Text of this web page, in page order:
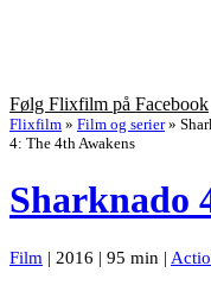
Følg Flixfilm på Facebook
Flixfilm » Film og serier »
4: The 4th Awakens
Sharknado
Film | 2016 | 95 min |